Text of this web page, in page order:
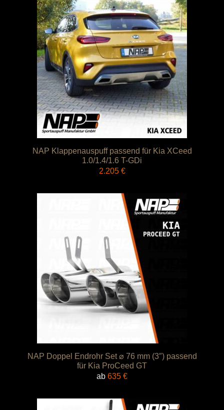
NAP Klappenauspuff passend für Kia XCeed
1.0/1.4/1.6 T-GDi
2.205 €
NAP Doppel Endrohr Set ⌀ 76 mm (3″) passend
für Kia ProCeed GT
ab 635 €